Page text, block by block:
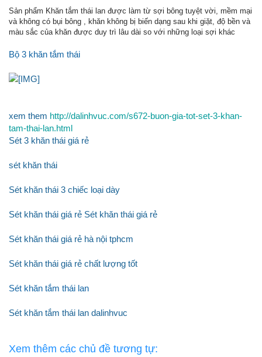
Sản phẩm Khăn tắm thái lan được làm từ sợi bông tuyệt vời, mềm mại
và không có bụi bông , khăn không bị biến dạng sau khi giặt, độ bền và
màu sắc của khăn được duy trì lâu dài so với những loại sợi khác
Bộ 3 khăn tắm thái
xem them http://dalinhvuc.com/s672-buon-gia-tot-set-3-khan-
tam-thai-lan.html
Sét 3 khăn thái giá rẻ
sét khăn thái
Sét khăn thái 3 chiếc loại dày
Sét khăn thái giá rẻ Sét khăn thái giá rẻ
Sét khăn thái giá rẻ hà nội tphcm
Sét khăn thái giá rẻ chất lượng tốt
Sét khăn tắm thái lan
Sét khăn tắm thái lan dalinhvuc
Xem thêm các chủ đề tương tự: